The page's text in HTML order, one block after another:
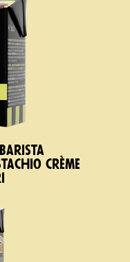
crème